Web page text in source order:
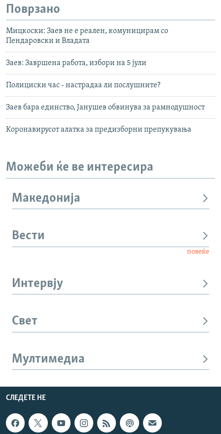
Поврзано
Мицкоски: Заев не е реален, комуницирам со
Пендаровски и Владата
Заев: Завршена работа, избори на 5 јули
Полициски час - настрадаа ли послушните?
Заев бара единство, Јанушев обвинува за рамнодушност
Коронавирусот алатка за предизборни препукувања
Можеби ќе ве интересира
Македонија
Вести
повеќе
Интервју
Свет
Мултимедиа
СЛЕДЕТЕ НЕ